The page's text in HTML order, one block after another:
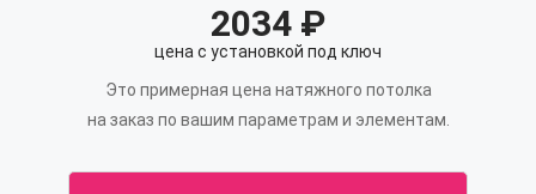
2034 ₽
цена с установкой под ключ
Это примерная цена натяжного потолка
на заказ по вашим параметрам и элементам.